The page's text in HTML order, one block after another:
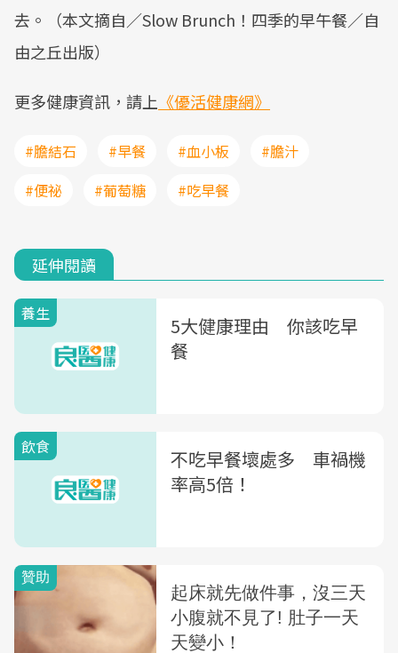
去。（本文摘自／Slow Brunch！四季的早午餐／自
由之丘出版）
更多健康資訊，請上 《優活健康網》
#膽結石 #早餐 #血小板
#膽汁
#便祕
#葡萄糖 #吃早餐
延伸閱讀
養生
5大健康理由 你該吃早
餐
飲食
不吃早餐壞處多 車禍機
率高5倍！